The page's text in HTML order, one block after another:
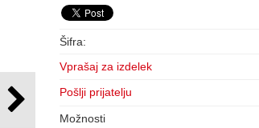
Šifra:
Vprašaj za izdelek
Pošlji prijatelju
Možnosti